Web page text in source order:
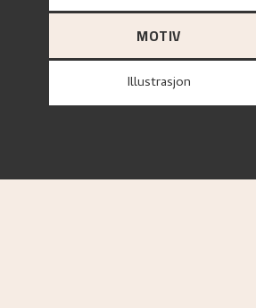
MOTIV
Illustrasjon